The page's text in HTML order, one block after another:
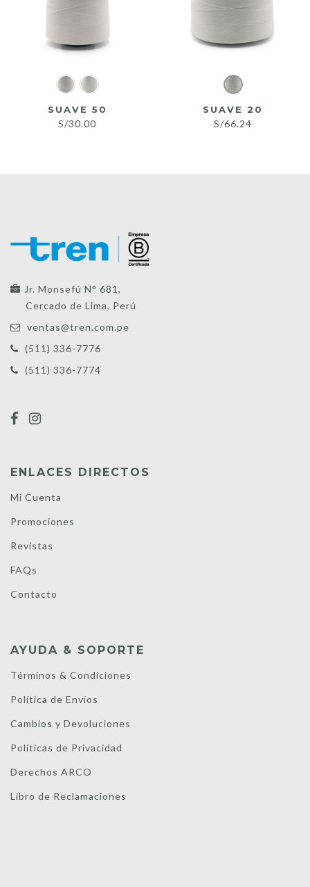
SUAVE 50
S/30.00
SUAVE 20
S/66.24
Jr. Monsefú N° 681,
Cercado de Lima, Perú
ventas@tren.com.pe
(511) 336-7776
(511) 336-7774
ENLACES DIRECTOS
Mi Cuenta
Promociones
Revistas
FAQs
Contacto
AYUDA & SOPORTE
Términos & Condiciones
Política de Envíos
Cambios y Devoluciones
Políticas de Privacidad
Derechos ARCO
Libro de Reclamaciones